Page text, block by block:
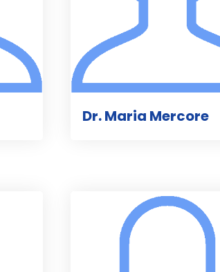
Dr. Maria Mercore